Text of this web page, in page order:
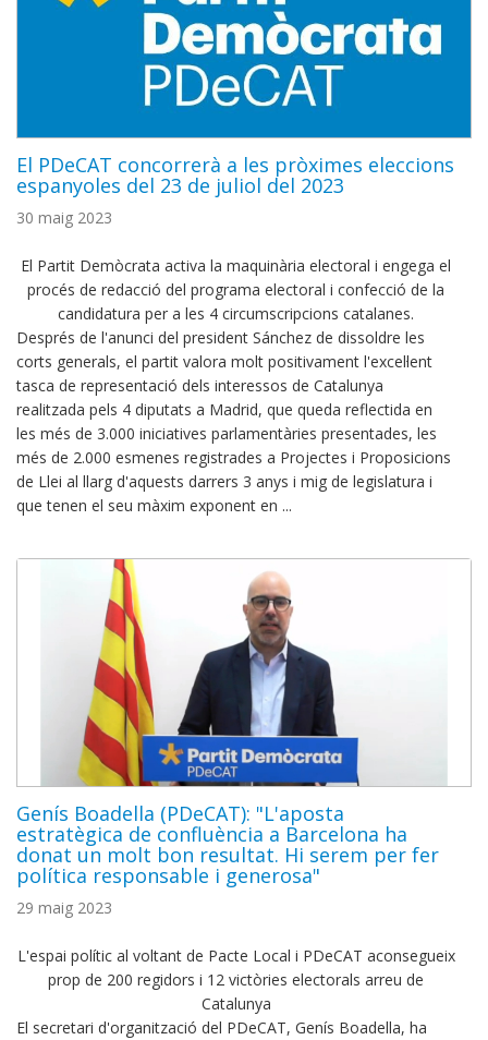
El PDeCAT concorrerà a les pròximes eleccions
espanyoles del 23 de juliol del 2023
30 maig 2023
El Partit Demòcrata activa la maquinària electoral i engega el
procés de redacció del programa electoral i confecció de la
candidatura per a les 4 circumscripcions catalanes.
Després de l'anunci del president Sánchez de dissoldre les
corts generals, el partit valora molt positivament l'excel·lent
tasca de representació dels interessos de Catalunya
realitzada pels 4 diputats a Madrid, que queda reflectida en
les més de 3.000 iniciatives parlamentàries presentades, les
més de 2.000 esmenes registrades a Projectes i Proposicions
de Llei al llarg d'aquests darrers 3 anys i mig de legislatura i
que tenen el seu màxim exponent en ...
Genís Boadella (PDeCAT): "L'aposta
estratègica de confluència a Barcelona ha
donat un molt bon resultat. Hi serem per fer
política responsable i generosa"
29 maig 2023
L'espai polític al voltant de Pacte Local i PDeCAT aconsegueix
prop de 200 regidors i 12 victòries electorals arreu de
Catalunya
El secretari d'organització del PDeCAT, Genís Boadella, ha